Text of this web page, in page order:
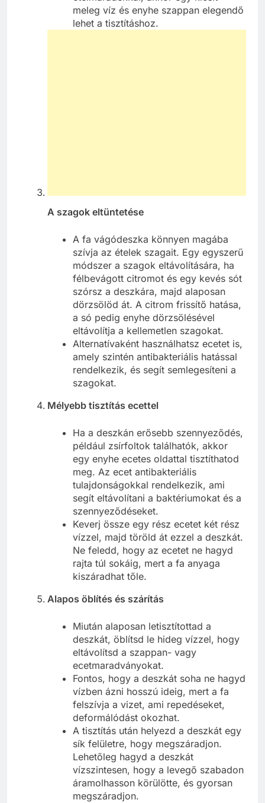
meleg víz és enyhe szappan elegendő
lehet a tisztításhoz.
A szagok eltüntetése
A fa vágódeszka könnyen magába
szívja az ételek szagait. Egy egyszerű
módszer a szagok eltávolítására, ha
félbevágott citromot és egy kevés sót
szórsz a deszkára, majd alaposan
dörzsölöd át. A citrom frissítő hatása,
a só pedig enyhe dörzsölésével
eltávolítja a kellemetlen szagokat.
Alternatívaként használhatsz ecetet is,
amely szintén antibakteriális hatással
rendelkezik, és segít semlegesíteni a
szagokat.
Mélyebb tisztítás ecettel
Ha a deszkán erősebb szennyeződés,
például zsírfoltok találhatók, akkor
egy enyhe ecetes oldattal tisztíthatod
meg. Az ecet antibakteriális
tulajdonságokkal rendelkezik, ami
segít eltávolítani a baktériumokat és a
szennyeződéseket.
Keverj össze egy rész ecetet két rész
vízzel, majd töröld át ezzel a deszkát.
Ne feledd, hogy az ecetet ne hagyd
rajta túl sokáig, mert a fa anyaga
kiszáradhat tőle.
Alapos öblítés és szárítás
Miután alaposan letisztítottad a
deszkát, öblítsd le hideg vízzel, hogy
eltávolítsd a szappan- vagy
ecetmaradványokat.
Fontos, hogy a deszkát soha ne hagyd
vízben ázni hosszú ideig, mert a fa
felszívja a vizet, ami repedéseket,
deformálódást okozhat.
A tisztítás után helyezd a deszkát egy
sík felületre, hogy megszáradjon.
Lehetőleg hagyd a deszkát
vízszintesen, hogy a levegő szabadon
áramolhasson körülötte, és gyorsan
megszáradjon.